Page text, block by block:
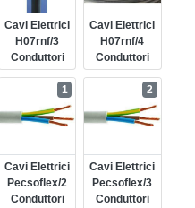
Cavi Elettrici
H07rnf/3
Conduttori
Cavi Elettrici
H07rnf/4
Conduttori
Cavi Elettrici
Pecsoflex/2
Conduttori
1
Cavi Elettrici
Pecsoflex/3
Conduttori
2